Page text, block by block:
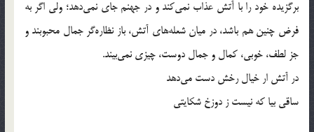
برگزيده خود را با آتش عذاب نمى‌كند و در جهنم جاى نمى‌دهد؛ ولى اگر به
فرض چنين هم باشد، در ميان شعله‌هاى آتش، باز نظاره‌گر جمال محبوبند و
جز لطف، خوبى، كمال و جمال دوست، چيزى نمى‌بيند.
در آتش ار خيال رخش دست مى‌دهد
ساقى بيا كه نيست ز دوزخ شكايتى